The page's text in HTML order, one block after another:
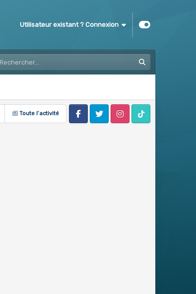
Utilisateur existant ? Connexion
Toute l’activité
FacebookTwitter InstagramTik Tok